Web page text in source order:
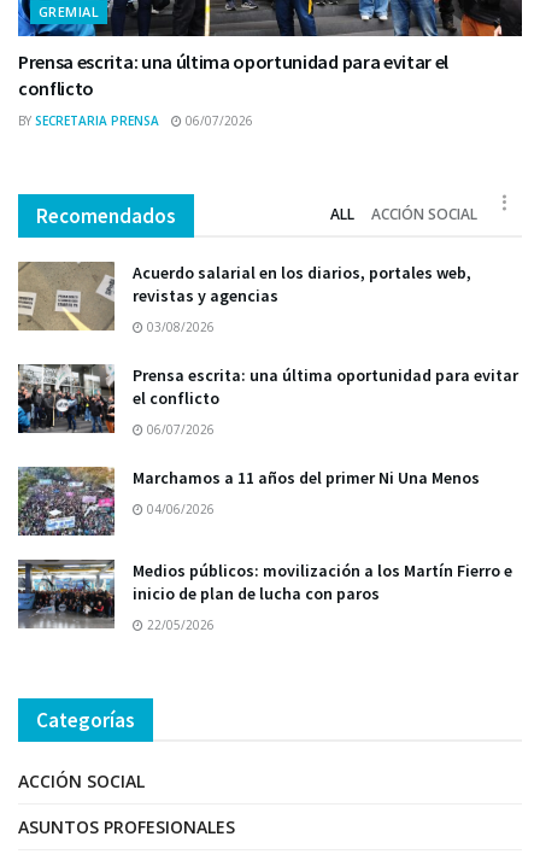
GREMIAL
Prensa escrita: una última oportunidad para evitar el
conflicto
BY SECRETARIA PRENSA 06/07/2026
Recomendados ALL ACCIÓN SOCIAL
Acuerdo salarial en los diarios, portales web,
revistas y agencias
03/08/2026
Prensa escrita: una última oportunidad para evitar
el conflicto
06/07/2026
Marchamos a 11 años del primer Ni Una Menos
04/06/2026
Medios públicos: movilización a los Martín Fierro e
inicio de plan de lucha con paros
22/05/2026
Categorías
ACCIÓN SOCIAL
ASUNTOS PROFESIONALES